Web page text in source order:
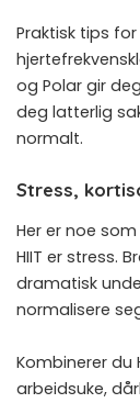
Praktisk tips
og Polar gir
deg latterlig
normalt.
Stress,
Her er noe
HIIT er stress.
dramatisk
normalisere
Kombinerer du
arbeidsuke,